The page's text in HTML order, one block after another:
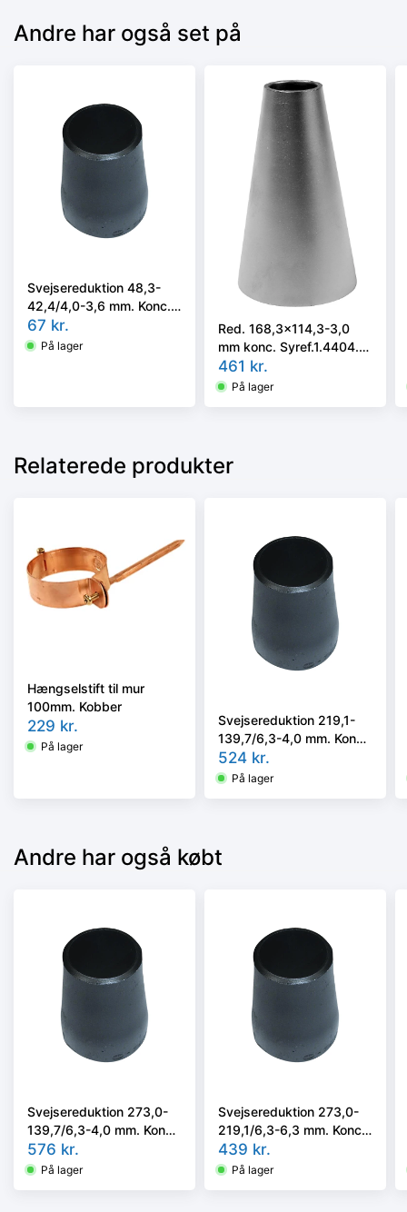
Andre har også set på
Svejsereduktion 48,3-
42,4/4,0-3,6 mm. Konc.
Kval. P235GH, EN 10253-
2 type B
67 kr.
På lager
Red. 168,3x114,3-3,0
mm konc. Syref.1.4404.
ISO 5251/EN10253-3 el.
4 i vort valg
461 kr.
På lager
Relaterede produkter
Hængselstift til mur
100mm. Kobber
229 kr.
På lager
Svejsereduktion 219,1-
139,7/6,3-4,0 mm. Konc.
Slyngr. Faset, Kval.
P235GH, EN 10253-
524 kr.
På lager
Andre har også købt
Svejsereduktion 273,0-
139,7/6,3-4,0 mm. Konc.
Kval. P235GH, EN 10253-
2/rk2 type B
576 kr.
På lager
Svejsereduktion 273,0-
219,1/6,3-6,3 mm. Konc.
Kval. P235GH, EN 10253-
2/rk2 type B
439 kr.
På lager